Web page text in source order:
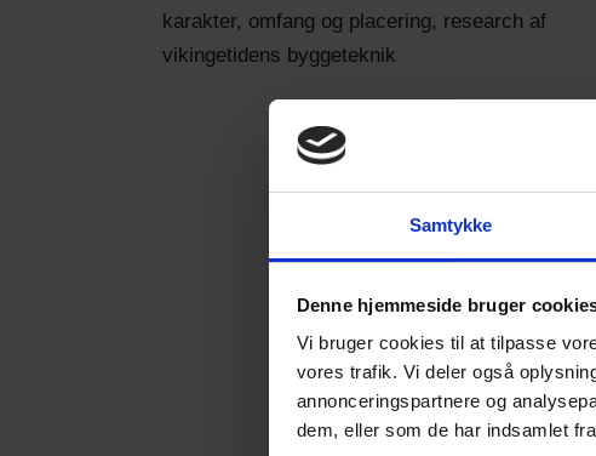
Samtykke
Denne hjemmeside bruger
Vi bruger cookies til at tilpasse
vores trafik. Vi deler også
annonceringspartnere og
dem, eller som de har indsamlet
karakter, omfang og placering, research af
vikingetidens byggeteknik